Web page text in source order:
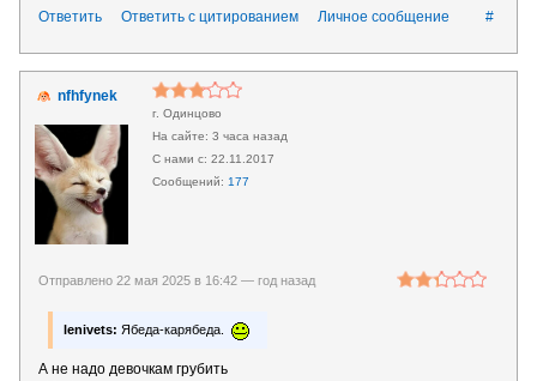
#
Ответить Ответить с цитированием Личное сообщение
nfhfynek
г. Одинцово
3 часа назад
22.11.2017
177
Отправлено 22 мая 2025 в 16:42 — год назад
lenivets: Ябеда-карябеда.
А не надо девочкам грубить